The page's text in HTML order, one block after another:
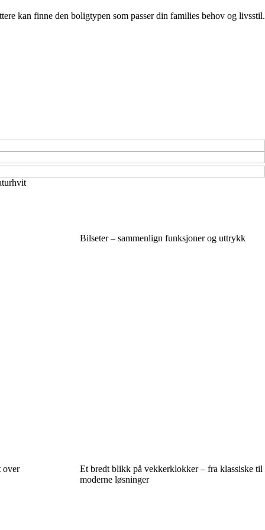
kan finne den boligtypen som passer din families behov og livsstil.
Bilseter – sammenlign funksjoner og uttrykk
over
Et bredt blikk på vekkerklokker – fra klassiske til
moderne løsninger